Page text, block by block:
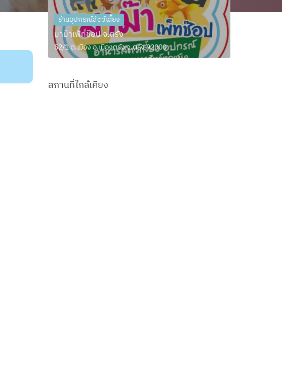
ร้านอุปกรณ์สัตว์เลี้ยง
มาม๊าเพ็ทช๊อป จ.ตรัง
52/1 ต.เมือง อ.เมืองตรัง จ.ตรัง 92000
สถานที่ใกล้เคียง